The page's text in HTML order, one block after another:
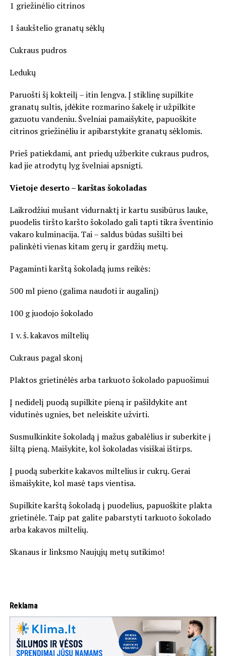
1 griežinėlio citrinos
1 šaukštelio granatų sėklų
Cukraus pudros
Ledukų
Paruošti šį kokteilį – itin lengva. Į stiklinę supilkite
granatų sultis, įdėkite rozmarino šakelę ir užpilkite
gazuotu vandeniu. Švelniai pamaišykite, papuoškite
citrinos griežinėliu ir apibarstykite granatų sėklomis.
Prieš patiekdami, ant priedų užberkite cukraus pudros,
kad jie atrodytų lyg švelniai apsnigti.
Vietoje deserto – karštas šokoladas
Laikrodžiui mušant vidurnaktį ir kartu susibūrus lauke,
puodelis tiršto karšto šokolado gali tapti tikra šventinio
vakaro kulminacija. Tai – saldus būdas sušilti bei
palinkėti vienas kitam gerų ir gardžių metų.
Pagaminti karštą šokoladą jums reikės:
500 ml pieno (galima naudoti ir augalinį)
100 g juodojo šokolado
1 v. š. kakavos miltelių
Cukraus pagal skonį
Plaktos grietinėlės arba tarkuoto šokolado papuošimui
Į nedidelį puodą supilkite pieną ir pašildykite ant
vidutinės ugnies, bet neleiskite užvirti.
Susmulkinkite šokoladą į mažus gabalėlius ir suberkite į
šiltą pieną. Maišykite, kol šokoladas visiškai ištirps.
Į puodą suberkite kakavos miltelius ir cukrų. Gerai
išmaišykite, kol masė taps vientisa.
Supilkite karštą šokoladą į puodelius, papuoškite plakta
grietinėle. Taip pat galite pabarstyti tarkuoto šokolado
arba kakavos miltelių.
Skanaus ir linksmo Naujųjų metų sutikimo!
Reklama